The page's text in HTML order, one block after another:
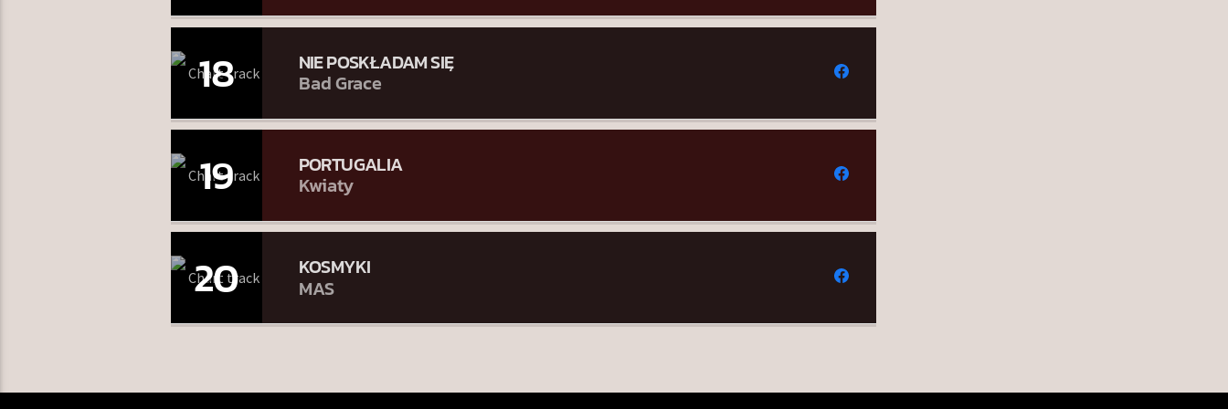
18 NIE POSKŁADAM SIĘ
Bad Grace
19 PORTUGALIA
Kwiaty
20 KOSMYKI
MAS